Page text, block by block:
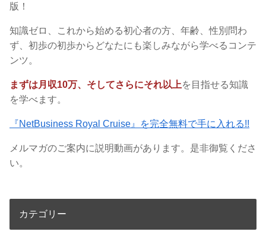
版！
知識ゼロ、これから始める初心者の方、年齢、性別問わ
ず、初歩の初歩からどなたにも楽しみながら学べるコンテ
ンツ。
まずは月収10万、そしてさらにそれ以上を目指せる知識
を学べます。
『NetBusiness Royal Cruise』を完全無料で手に入れる!!
メルマガのご案内に説明動画があります。是非御覧くださ
い。
カテゴリー